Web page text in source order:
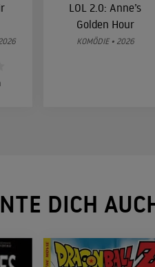
LOL 2.0: Anne’s
Golden Hour
KOMÖDIE • 2026
DICH